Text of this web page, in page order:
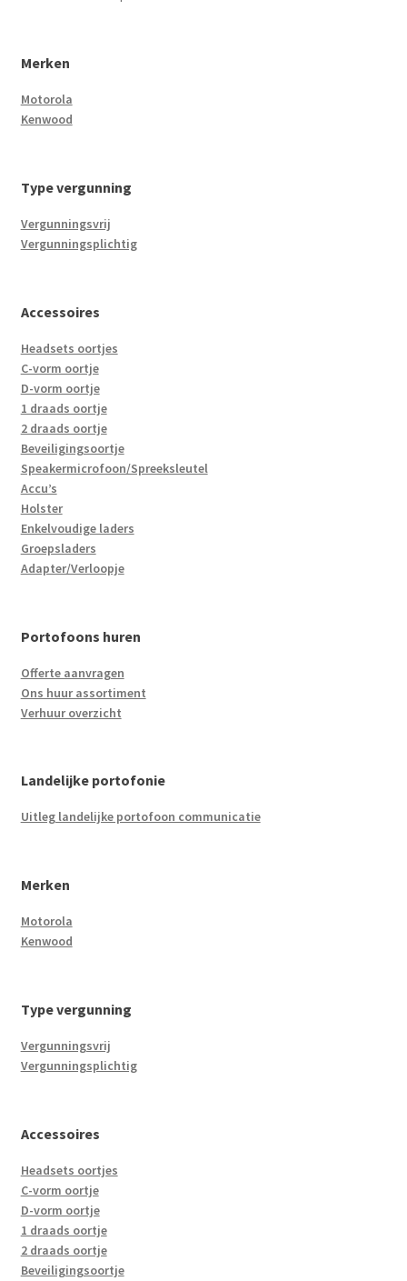
Merken
Motorola
Kenwood
Type vergunning
Vergunningsvrij
Vergunningsplichtig
Accessoires
Headsets oortjes
C-vorm oortje
D-vorm oortje
1 draads oortje
2 draads oortje
Beveiligingsoortje
Speakermicrofoon/Spreeksleutel
Accu’s
Holster
Enkelvoudige laders
Groepsladers
Adapter/Verloopje
Portofoons huren
Offerte aanvragen
Ons huur assortiment
Verhuur overzicht
Landelijke portofonie
Uitleg landelijke portofoon communicatie
Merken
Motorola
Kenwood
Type vergunning
Vergunningsvrij
Vergunningsplichtig
Accessoires
Headsets oortjes
C-vorm oortje
D-vorm oortje
1 draads oortje
2 draads oortje
Beveiligingsoortje